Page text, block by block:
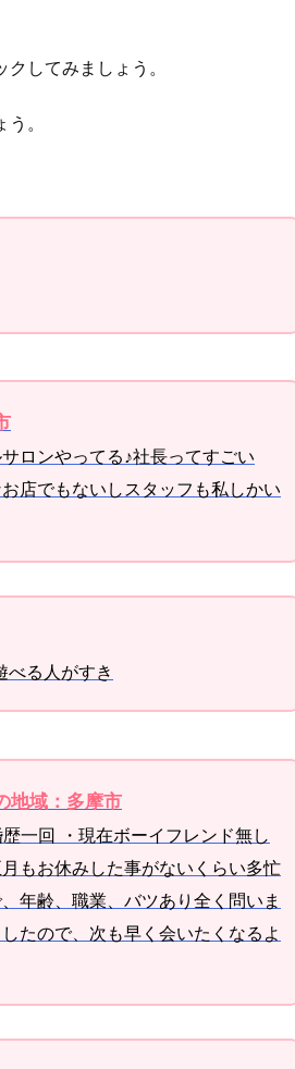
してみましょう。
。
ロンやってる♪社長ってすごい
店でもないしスタッフも私しかい
べる人がすき
地域：多摩市
一回 ・現在ボーイフレンド無し
もお休みした事がないくらい多忙
年齢、職業、バツあり全く問いま
たので、次も早く会いたくなるよ